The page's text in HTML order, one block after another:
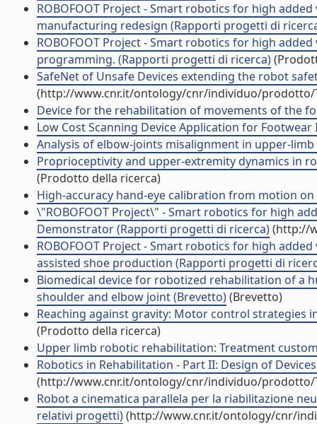
ROBOFOOT Project - Smart robotics for high
manufacturing redesign (Rapporti progetti di
ROBOFOOT Project - Smart robotics for high
programming. (Rapporti progetti di ricerca)
SafeNet of Unsafe Devices extending the robot
(http://www.cnr.it/ontology/cnr/individuo/prodotto/
Device for the rehabilitation of movements of the
Low Cost Scanning Device Application for
Analysis of elbow-joints misalignment in upper-
Proprioceptivity and upper-extremity dynamics in
(Prodotto della ricerca)
High-accuracy hand-eye calibration from motion
\"ROBOFOOT Project\" - Smart robotics for high
Demonstrator (Rapporti progetti di ricerca)(http://
ROBOFOOT Project - Smart robotics for high
assisted shoe production (Rapporti progetti di
Biomedical device for robotized rehabilitation of
shoulder and elbow joint (Brevetto)(Brevetto)
Reaching against gravity: Motor control strategies
(Prodotto della ricerca)
Upper limb robotic rehabilitation: Treatment
Robotics in Rehabilitation - Part II: Design of
(http://www.cnr.it/ontology/cnr/individuo/prodotto/
Robot a cinematica parallela per la riabilitazione
relativi progetti)(http://www.cnr.it/ontology/cnr/